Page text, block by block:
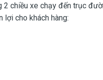
chiều xe chạy đến trục
cho khách hàng: